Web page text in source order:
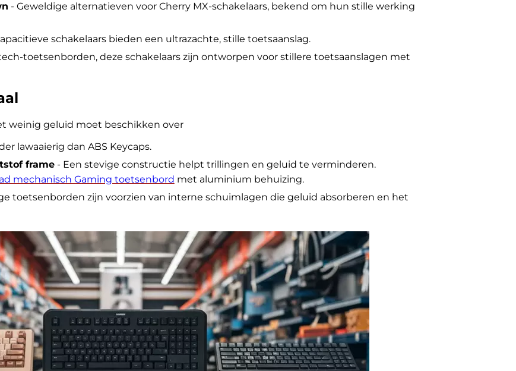
- Geweldige alternatieven voor Cherry MX-schakelaars, bekend om hun stille werking
schakelaars bieden een ultrazachte, stille toetsaanslag.
toetsenborden, deze schakelaars zijn ontworpen voor stillere toetsaanslagen met
weinig geluid moet beschikken over
lawaaierig dan ABS Keycaps.
frame- Een stevige constructie helpt trillingen en geluid te verminderen.
mechanisch Gaming toetsenbord met aluminium behuizing.
toetsenborden zijn voorzien van interne schuimlagen die geluid absorberen en het